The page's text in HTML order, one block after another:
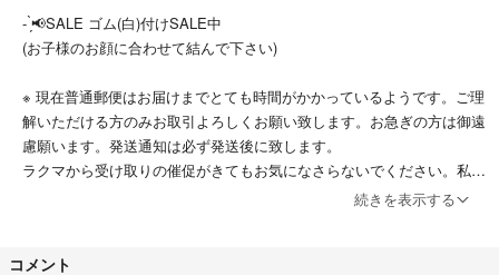
- ̗̀📢SALE ゴム(白)付けSALE中
(お子様のお顔に合わせて結んで下さい)
※ 現在普通郵便はお届けまでとても時間がかかっているようです。ご理
解いただける方のみお取引よろしくお願い致します。お急ぎの方は御遠
慮願います。発送通知は必ず発送後に致します。
ラクマから受け取りの催促がきてもお気になさらないでください。私の
方の受け取り評価は急ぎませんので届いてからお時間のある時によろし
※最近コメント逃げの方が多いです。
続きを表示する
コメント